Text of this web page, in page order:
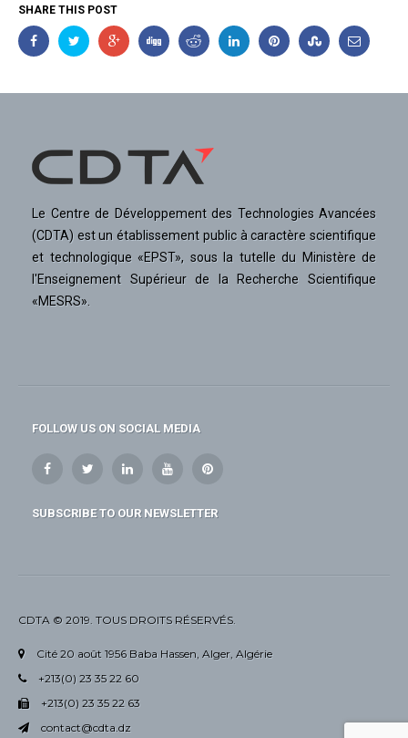
SHARE THIS POST
Le Centre de Développement des Technologies Avancées
(CDTA) est un établissement public à caractère scientifique
et technologique «EPST», sous la tutelle du Ministère de
l'Enseignement Supérieur de la Recherche Scientifique
«MESRS».
FOLLOW US ON SOCIAL MEDIA
SUBSCRIBE TO OUR NEWSLETTER
CDTA © 2019. TOUS DROITS RÉSERVÉS.
Cité 20 août 1956 Baba Hassen, Alger, Algérie
+213(0) 23 35 22 60
+213(0) 23 35 22 63
contact@cdta.dz